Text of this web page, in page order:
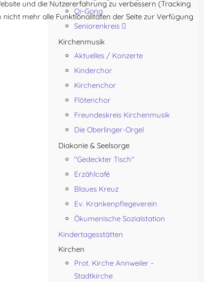
Qi-Gong
Seniorenkreis
Kirchenmusik
Aktuelles / Konzerte
Kinderchor
Kirchenchor
Flötenchor
Freundeskreis Kirchenmusik
Die Oberlinger-Orgel
Diakonie & Seelsorge
"Gedeckter Tisch"
Erzählcafé
Blaues Kreuz
Ev. Krankenpflegeverein
Ökumenische Sozialstation
Kindertagesstätten
Kirchen
Prot. Kirche Annweiler -
Stadtkirche
und die Nutzererfahrung zu verbessern (Tracking
nicht mehr alle Funktionalitäten der Seite zur Verfügung